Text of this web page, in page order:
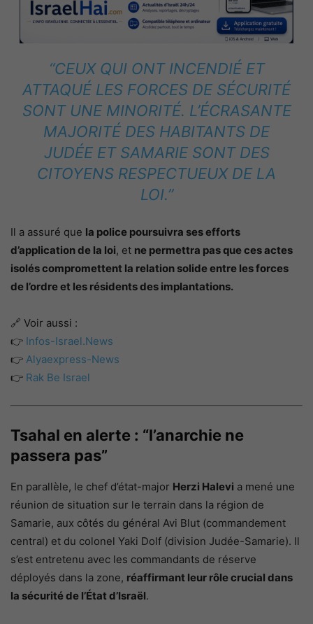
“CEUX QUI ONT INCENDIÉ ET
ATTAQUÉ LES FORCES DE SÉCURITÉ
SONT UNE MINORITÉ. L’ÉCRASANTE
MAJORITÉ DES HABITANTS DE
JUDÉE ET SAMARIE SONT DES
CITOYENS RESPECTUEUX DE LA
LOI.”
Il a assuré que la police poursuivra ses efforts
d’application de la loi, et ne permettra pas que ces actes
isolés compromettent la relation solide entre les forces
de l’ordre et les résidents des implantations.
🔗 Voir aussi :
👉 Infos-Israel.News
👉 Alyaexpress-News
👉 Rak Be Israel
Tsahal en alerte : “l’anarchie ne
passera pas”
En parallèle, le chef d’état-major Herzi Halevi a mené une
réunion de situation sur le terrain dans la région de
Samarie, aux côtés du général Avi Blut (commandement
central) et du colonel Yaki Dolf (division Judée-Samarie). Il
s’est entretenu avec les commandants de réserve
déployés dans la zone, réaffirmant leur rôle crucial dans
la sécurité de l’État d’Israël.